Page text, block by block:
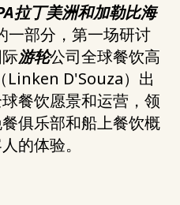
拉丁美洲和加勒比海
一部分，第一场研讨
游轮公司全球餐饮高
Linken D'Souza）出
餐饮愿景和运营，领
俱乐部和船上餐饮概
的体验。